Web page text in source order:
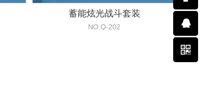
蓄能炫光战斗套装
NO.Q-202